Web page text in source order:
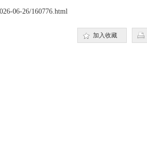
06-26/160776.html
加入收藏